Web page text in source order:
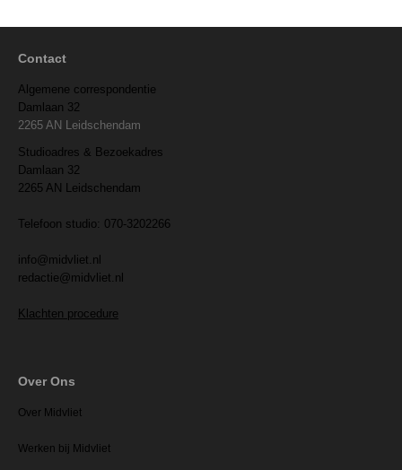
Contact
Algemene correspondentie
Damlaan 32
2265 AN Leidschendam
Studioadres & Bezoekadres
Damlaan 32
2265 AN Leidschendam
Telefoon studio: 070-3202266
info@midvliet.nl
redactie@midvliet.nl
Klachten procedure
Over Ons
Over Midvliet
Werken bij Midvliet